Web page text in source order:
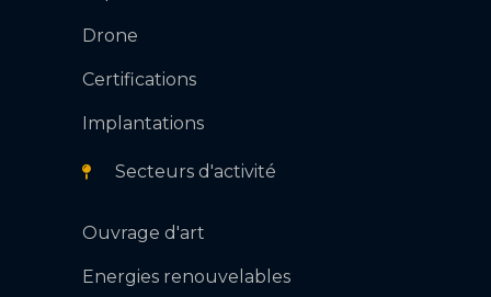
Drone
Certifications
Implantations
Secteurs d'activité
Ouvrage d'art
Energies renouvelables
DEMANDE D'INFORMATION